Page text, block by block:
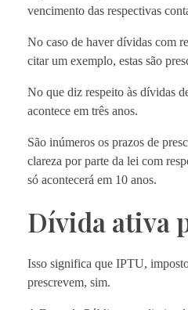
vencimento das respectivas
No caso de haver dívidas com
citar um exemplo, estas são
No que diz respeito às dívidas
acontece em três anos.
São inúmeros os prazos de
clareza por parte da lei com
só acontecerá em 10 anos.
Dívida ativa
Isso significa que IPTU,
prescrevem, sim.